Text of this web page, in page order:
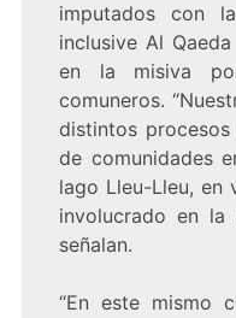
imputados con
inclusive Al
en la misiva
comuneros.
distintos
de comunidades
lago Lleu-Lleu, en
involucrado en la
señalan.
“En este mismo